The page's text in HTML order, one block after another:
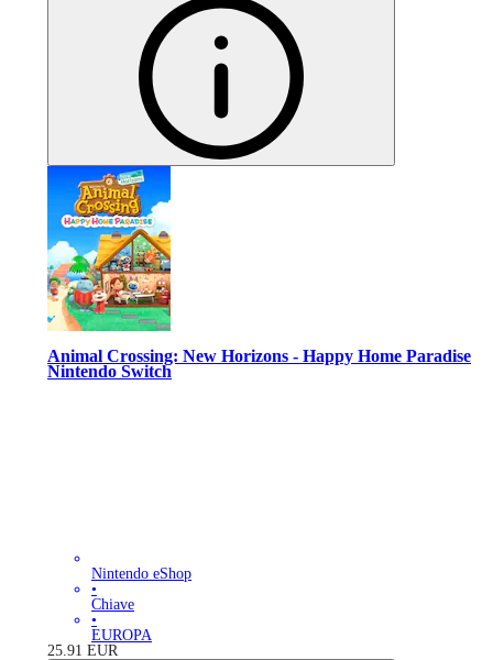
Animal Crossing: New Horizons - Happy Home Paradise
Nintendo Switch
Nintendo eShop
•
Chiave
•
EUROPA
25.91 EUR